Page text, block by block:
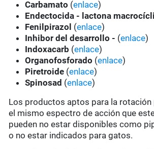
Carbamato (enlace)
Endectocida - lactona
Fenilpirazol (enlace)
Inhibor del desarrollo - (enlace)
Indoxacarb (enlace)
Organofosforado (enlace)
Piretroide (enlace)
Spinosad (enlace)
Los productos aptos para la rotación
el mismo espectro de acción que
pueden no estar disponibles como
o no estar indicados para gatos.